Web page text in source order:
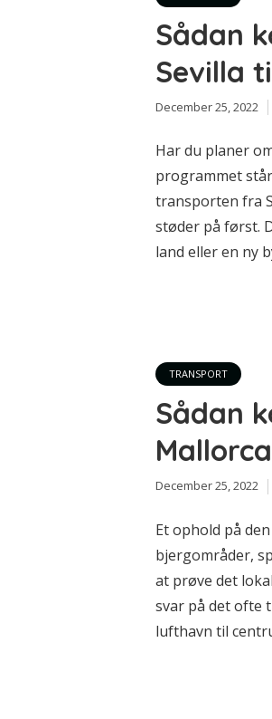
Sådan
Sevilla
December 25, 2022
Har du planer
programmet
transporten fra
støder på først.
land eller en ny
TRANSPORT
Sådan
December 25, 2022
Et ophold på
bjergområder,
at prøve det
svar på det ofte
lufthavn til